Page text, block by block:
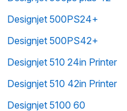
Designjet 500PS24+
Designjet 500PS42+
Designjet 510 24in Printer
Designjet 510 42in Printer
Designjet 5100 60